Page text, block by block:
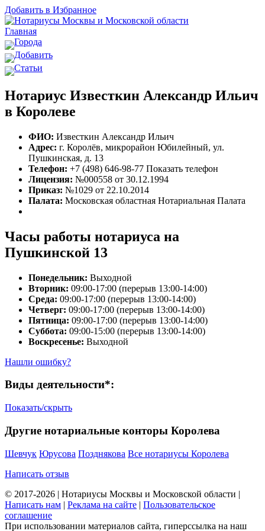
Добавить в Избранное
Главная
Города
Добавить
Статьи
Нотариус Известкин Александр Ильич
в Королеве
ФИО: Известкин Александр Ильич
Адрес: г. Королёв, микрорайон Юбилейный, ул.
Пушкинская, д. 13
Телефон: +7 (498) 646-98-77 Показать телефон
Лицензия: №000558 от 30.12.1994
Приказ: №1029 от 22.10.2014
Палата: Московская областная Нотариальная Палата
Часы работы нотариуса на
Пушкинской 13
Понедельник: Выходной
Вторник: 09:00-17:00 (перерыв 13:00-14:00)
Среда: 09:00-17:00 (перерыв 13:00-14:00)
Четверг: 09:00-17:00 (перерыв 13:00-14:00)
Пятница: 09:00-17:00 (перерыв 13:00-14:00)
Суббота: 09:00-15:00 (перерыв 13:00-14:00)
Воскресенье: Выходной
Нашли ошибку?
Виды деятельности*:
Показать/скрыть
Другие нотариальные конторы Королева
Шевчук Юрусова Позднякова Все нотариусы Королева
Написать отзыв
© 2017-2026 | Нотариусы Москвы и Московской области |
Написать нам | Реклама на сайте | Пользовательское
соглашение
При использовании материалов сайта, гиперссылка на наш